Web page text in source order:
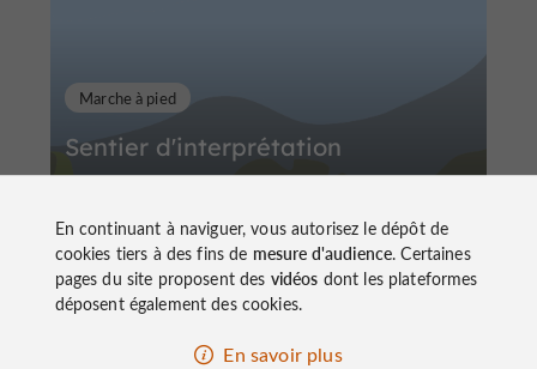
Sentier d'interprétation
Marche à pied
En continuant à naviguer, vous autorisez le dépôt de
cookies tiers à des fins de mesure d'audience. Certaines
pages du site proposent des vidéos dont les plateformes
déposent également des cookies.
En savoir plus